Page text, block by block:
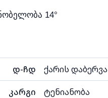
7°C ხილვადობა
14°
დ-ჩდ ქარის დაბერვა
კარგი ტენიანობა